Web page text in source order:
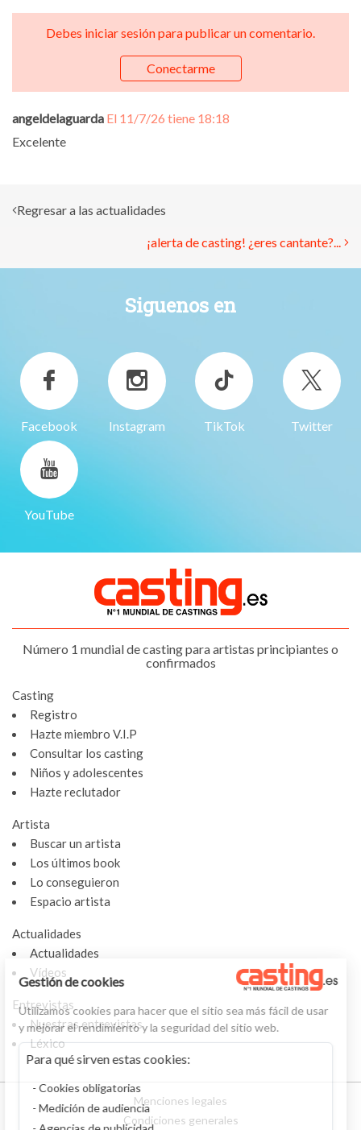
Debes iniciar sesión para publicar un comentario.
Conectarme
angeldelaguarda El 11/7/26 tiene 18:18
Excelente
Regresar a las actualidades
¡alerta de casting! ¿eres cantante?...
Siguenos en
Facebook Instagram TikTok Twitter
YouTube
Número 1 mundial de casting para artistas principiantes o
confirmados
Casting
Registro
Hazte miembro V.I.P
Consultar los casting
Niños y adolescentes
Hazte reclutador
Artista
Buscar un artista
Los últimos book
Lo conseguieron
Espacio artista
Actualidades
Actualidades
Vídeos
Entrevistas
Nuestras entrevistas
Léxico
Menciones legales
Condiciones generales
Gestión de cookies
Utilizamos cookies para hacer que el sitio sea más fácil de usar
y mejorar el rendimiento y la seguridad del sitio web.
Para qué sirven estas cookies:
Cookies obligatorias
Medición de audiencia